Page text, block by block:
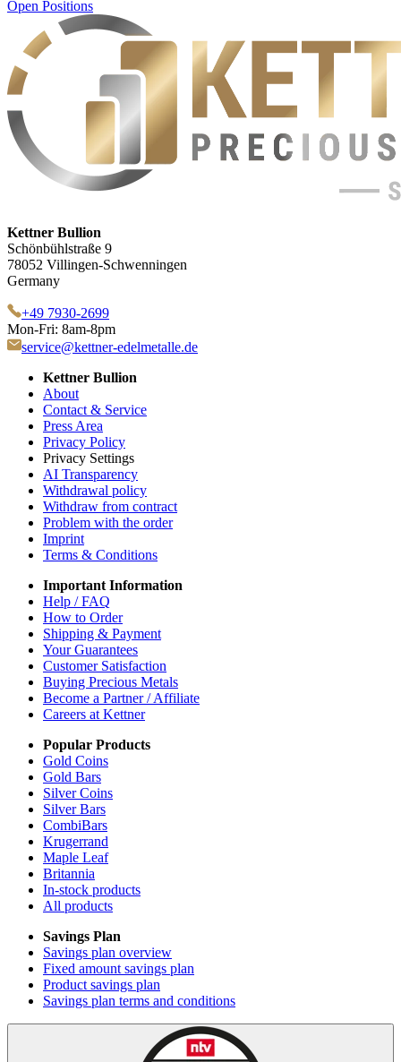
Open Positions
Kettner Bullion
Schönbühlstraße 9
78052 Villingen-Schwenningen
Germany
+49 7930-2699
Mon-Fri: 8am-8pm
service@kettner-edelmetalle.de
Kettner Bullion
About
Contact & Service
Press Area
Privacy Policy
Privacy Settings
AI Transparency
Withdrawal policy
Withdraw from contract
Problem with the order
Imprint
Terms & Conditions
Important Information
Help / FAQ
How to Order
Shipping & Payment
Your Guarantees
Customer Satisfaction
Buying Precious Metals
Become a Partner / Affiliate
Careers at Kettner
Popular Products
Gold Coins
Gold Bars
Silver Coins
Silver Bars
CombiBars
Krugerrand
Maple Leaf
Britannia
In-stock products
All products
Savings Plan
Savings plan overview
Fixed amount savings plan
Product savings plan
Savings plan terms and conditions